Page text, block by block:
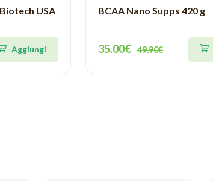
USA
Aggiungi
BCAA Nano Supps 420 g
35.00€ 49.90€